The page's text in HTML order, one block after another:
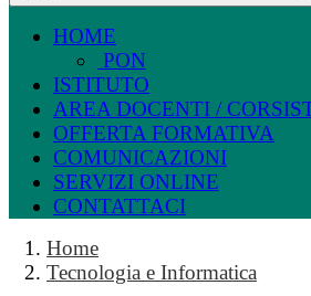
HOME
PON
ISTITUTO
AREA DOCENTI /
OFFERTA FORMATIVA
COMUNICAZIONI
SERVIZI ONLINE
CONTATTACI
Home
Tecnologia e Informatica